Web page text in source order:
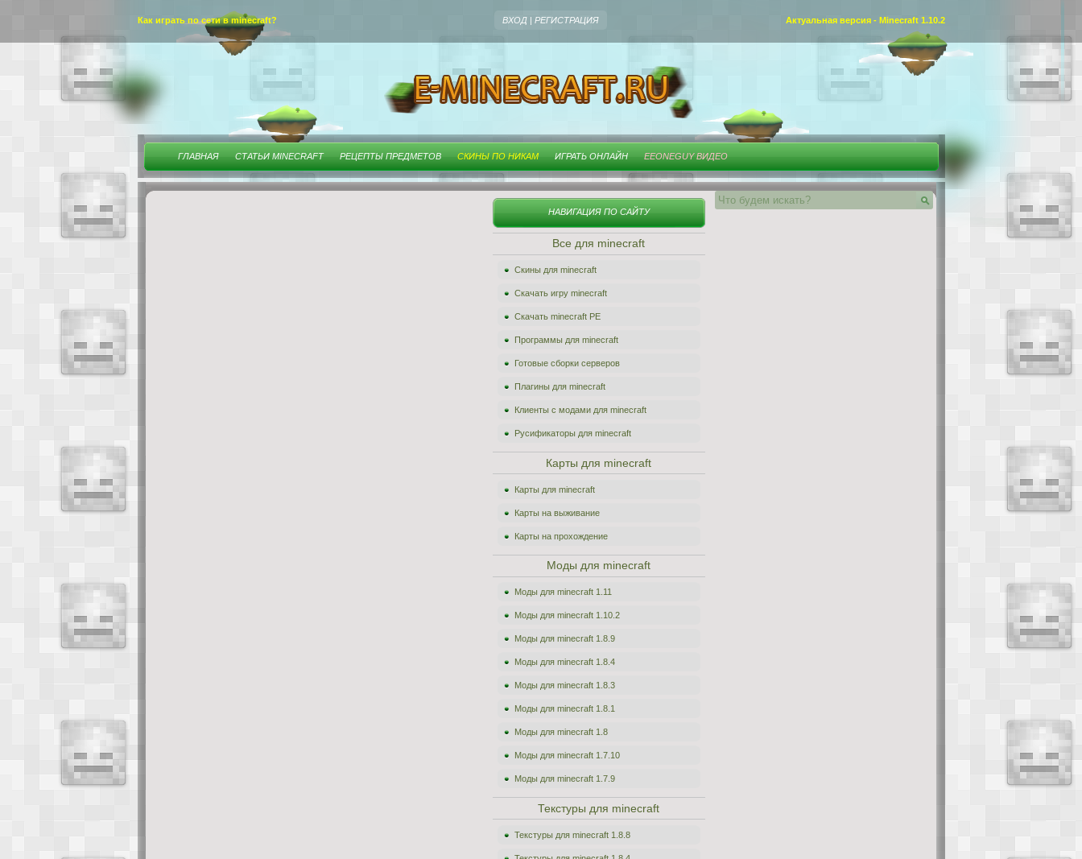
Как играть по сети в minecraft? ВХОД| РЕГИСТРАЦИЯ Актуальная версия - Minecraft 1.10.2
ГЛАВНАЯ СТАТЬИ MINECRAFT РЕЦЕПТЫ ПРЕДМЕТОВ СКИНЫ ПО НИКАМ ИГРАТЬ ОНЛАЙН EEONEGUY ВИДЕО
НАВИГАЦИЯ ПО САЙТУ
Все для minecraft
Скины для minecraft
Скачать игру minecraft
Скачать minecraft PE
Программы для minecraft
Готовые сборки серверов
Плагины для minecraft
Клиенты с модами для minecraft
Русификаторы для minecraft
Карты для minecraft
Карты для minecraft
Карты на выживание
Карты на прохождение
Моды для minecraft
Моды для minecraft 1.11
Моды для minecraft 1.10.2
Моды для minecraft 1.8.9
Моды для minecraft 1.8.4
Моды для minecraft 1.8.3
Моды для minecraft 1.8.1
Моды для minecraft 1.8
Моды для minecraft 1.7.10
Моды для minecraft 1.7.9
Текстуры для minecraft
Текстуры для minecraft 1.8.8